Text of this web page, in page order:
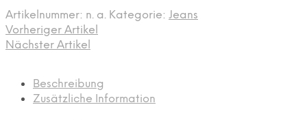
Artikelnummer: n. a. Kategorie: Jeans
Vorheriger Artikel
Nächster Artikel
Beschreibung
Zusätzliche Information